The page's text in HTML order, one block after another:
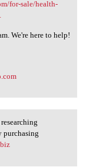
for-sale/health-
We're here to help!
for
purchasing